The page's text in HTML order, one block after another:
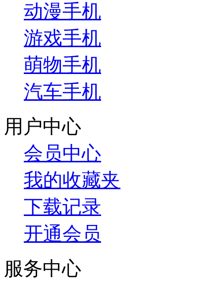
动漫手机
游戏手机
萌物手机
汽车手机
用户中心
会员中心
我的收藏夹
下载记录
开通会员
服务中心